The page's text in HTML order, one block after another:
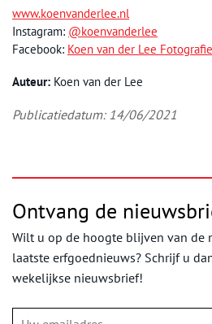
www.koenvanderlee.nl
Instagram: @koenvanderlee
Facebook: Koen van der Lee Fotografie
Auteur: Koen van der Lee
Publicatiedatum: 14/06/2021
Ontvang de
Wilt u op de hoogte blijven van de
laatste erfgoednieuws? Schrijf u
wekelijkse nieuwsbrief!